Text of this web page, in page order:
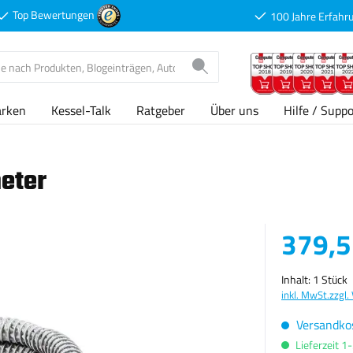
Top Bewertungen 100 Jahre
Kessel-Talk Ratgeber Über uns Hilfe /
Verkaufspreis:
Inhalt: 1 Stück
inkl. MwSt.zzgl.
Lieferzeit